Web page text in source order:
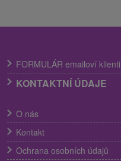
FORMULÁR emailoví klienti
KONTAKTNÍ ÚDAJE
O nás
Kontakt
Ochrana osobních údajů